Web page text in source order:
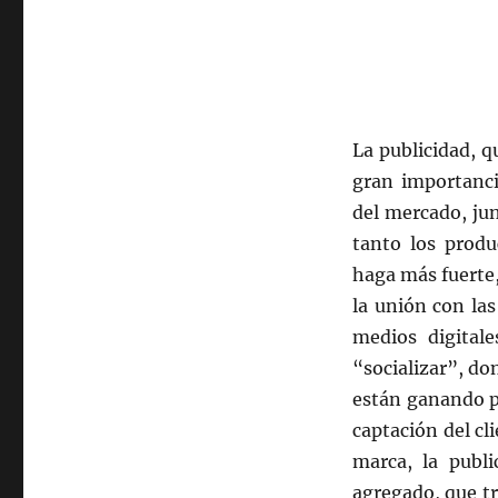
La publicidad,
gran
del mercado,
tanto los
haga más
la unión con
medios
“socializar”,
están ganando
captación del
marca, la
agregado, que